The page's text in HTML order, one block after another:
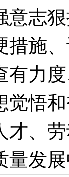
意志
措施
有力
觉悟
才、
量发